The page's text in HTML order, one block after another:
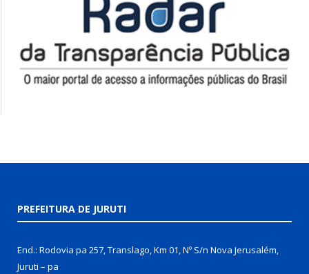
PREFEITURA DE JURUTI
End.: Rodovia pa 257, Translago, Km 01, Nº S/n Nova Jerusalém,
Juruti – pa